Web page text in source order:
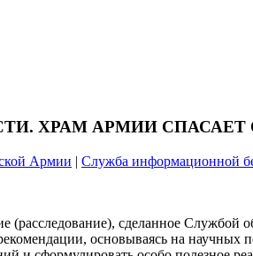
ХРАМ АРМИИ СПАСАЕТ
Армии | Служба информационной
(расследование), сделанное
основываясь на научных